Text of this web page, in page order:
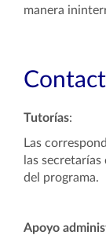
manera
Tutorías:
Las
las
del programa.
Apoyo